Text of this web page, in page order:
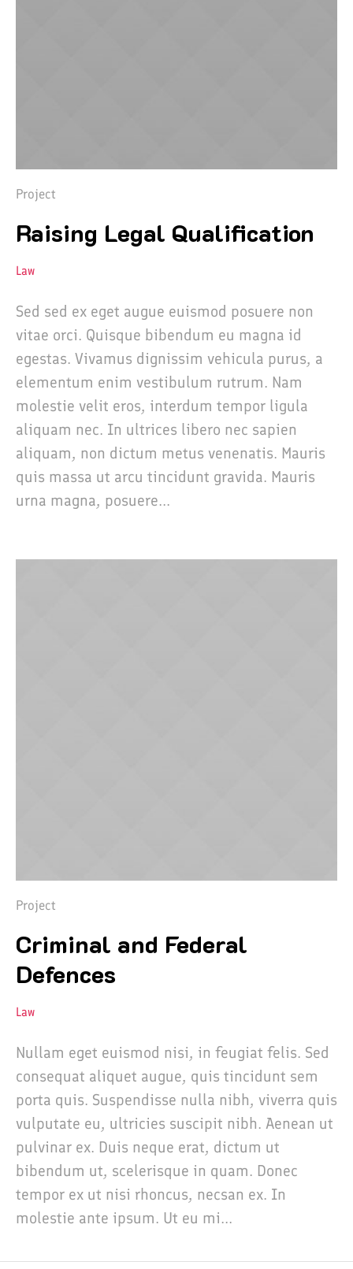
Project
Raising Legal Qualification
Law
Sed sed ex eget augue euismod posuere non
vitae orci. Quisque bibendum eu magna id
egestas. Vivamus dignissim vehicula purus, a
elementum enim vestibulum rutrum. Nam
molestie velit eros, interdum tempor ligula
aliquam nec. In ultrices libero nec sapien
aliquam, non dictum metus venenatis. Mauris
quis massa ut arcu tincidunt gravida. Mauris
urna magna, posuere...
Project
Criminal and Federal
Defences
Law
Nullam eget euismod nisi, in feugiat felis. Sed
consequat aliquet augue, quis tincidunt sem
porta quis. Suspendisse nulla nibh, viverra quis
vulputate eu, ultricies suscipit nibh. Aenean ut
pulvinar ex. Duis neque erat, dictum ut
bibendum ut, scelerisque in quam. Donec
tempor ex ut nisi rhoncus, necsan ex. In
molestie ante ipsum. Ut eu mi...